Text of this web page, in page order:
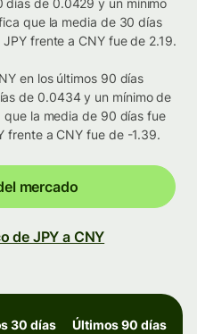
días de 0.0429 y un mínimo
que la media de 30 días
frente a CNY fue de 2.19.
en los últimos 90 días
de 0.0434 y un mínimo de
la media de 90 días fue
frente a CNY fue de -1.39.
mercado
de JPY a CNY
30 días Últimos 90 días